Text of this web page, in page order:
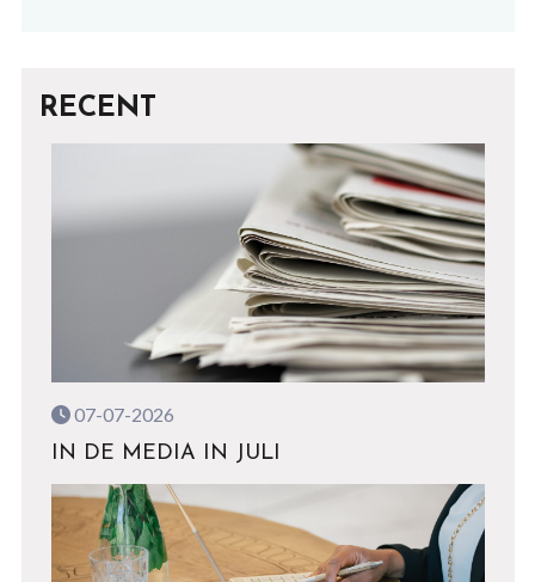
RECENT
07-07-2026
IN DE MEDIA IN JULI